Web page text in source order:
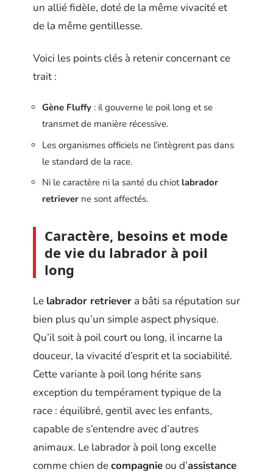
un allié fidèle, doté de la même vivacité et
de la même gentillesse.
Voici les points clés à retenir concernant ce
trait :
Gène Fluffy : il gouverne le poil long et se
transmet de manière récessive.
Les organismes officiels ne l’intègrent pas dans
le standard de la race.
Ni le caractère ni la santé du chiot labrador
retriever ne sont affectés.
Caractère, besoins et mode
de vie du labrador à poil
long
Le labrador retriever a bâti sa réputation sur
bien plus qu’un simple aspect physique.
Qu’il soit à poil court ou long, il incarne la
douceur, la vivacité d’esprit et la sociabilité.
Cette variante à poil long hérite sans
exception du tempérament typique de la
race : équilibré, gentil avec les enfants,
capable de s’entendre avec d’autres
animaux. Le labrador à poil long excelle
comme chien decompagnieou d’assistance